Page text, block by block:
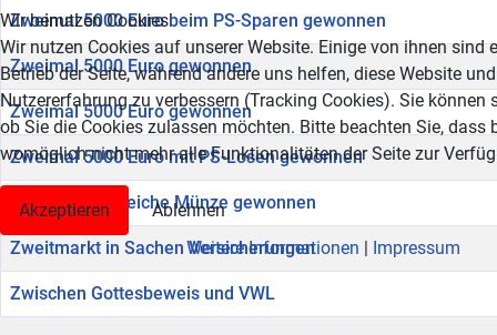
Zweimal 5000 Euro beim PS-Sparen gewonnen
Zweimal 5000 Euro gewonnen
Zweimal 5000 Euro gewonnen
Zweimal 5000 Euro mit PS-Losen gewonnen
Zweimal die gleiche Münze gewonnen
Zweitmarkt in Sachen Versicherungen
Zwischen Gottesbeweis und VWL
Wir benutzen Cookies
Wir nutzen Cookies auf unserer Website. Einige von ihnen sind
Betrieb der Seite, während andere uns helfen, diese Website
Nutzererfahrung zu verbessern (Tracking Cookies). Sie können
ob Sie die Cookies zulassen möchten. Bitte beachten Sie, dass
womöglich nicht mehr alle Funktionalitäten der Seite zur
Akzeptieren
Ablehnen
Weitere Informationen | Impressum